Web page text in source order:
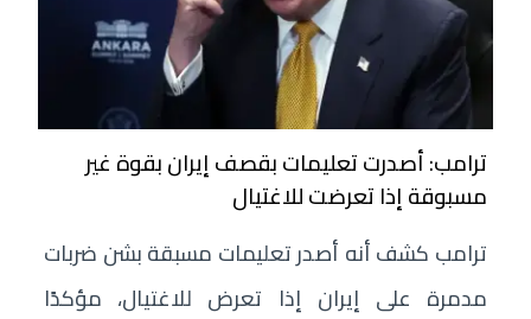
ترامب: أصدرت تعليمات بقصف إيران بقوة غير
مسبوقة إذا تعرضت للاغتيال
ترامب كشف أنه أصدر تعليمات مسبقة بشن ضربات
مدمرة على إيران إذا تعرض للاغتيال، مؤكدًا